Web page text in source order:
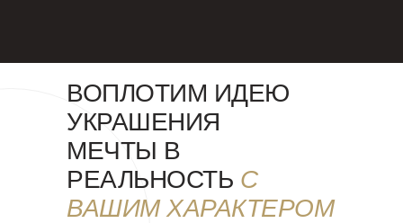
ВОПЛОТИМ ИДЕЮ
УКРАШЕНИЯ
МЕЧТЫ В
РЕАЛЬНОСТЬ С
ВАШИМ ХАРАКТЕРОМ